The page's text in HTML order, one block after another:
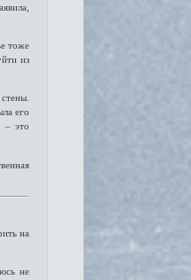
тоже
из
его
– это
на
не